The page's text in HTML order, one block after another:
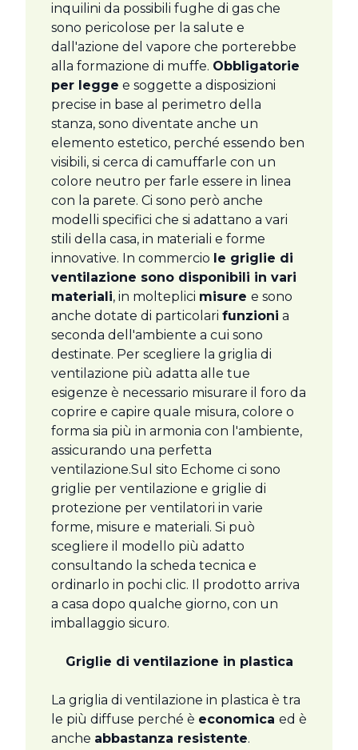
inquilini da possibili fughe di gas che
sono pericolose per la salute e
dall'azione del vapore che porterebbe
alla formazione di muffe. Obbligatorie
per legge e soggette a disposizioni
precise in base al perimetro della
stanza, sono diventate anche un
elemento estetico, perché essendo ben
visibili, si cerca di camuffarle con un
colore neutro per farle essere in linea
con la parete. Ci sono però anche
modelli specifici che si adattano a vari
stili della casa, in materiali e forme
innovative. In commercio le griglie di
ventilazione sono disponibili in vari
materiali, in molteplici misure e sono
anche dotate di particolari funzioni a
seconda dell'ambiente a cui sono
destinate. Per scegliere la griglia di
ventilazione più adatta alle tue
esigenze è necessario misurare il foro da
coprire e capire quale misura, colore o
forma sia più in armonia con l'ambiente,
assicurando una perfetta
ventilazione.Sul sito Echome ci sono
griglie per ventilazione e griglie di
protezione per ventilatori in varie
forme, misure e materiali. Si può
scegliere il modello più adatto
consultando la scheda tecnica e
ordinarlo in pochi clic. Il prodotto arriva
a casa dopo qualche giorno, con un
imballaggio sicuro.
Griglie di ventilazione in plastica
La griglia di ventilazione in plastica è tra
le più diffuse perché è economica ed è
anche abbastanza resistente.